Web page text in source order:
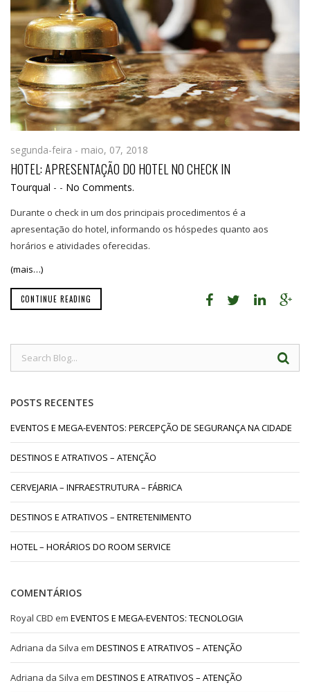
segunda-feira - maio, 07, 2018
HOTEL: APRESENTAÇÃO DO HOTEL NO CHECK IN
Tourqual - - No Comments.
Durante o check in um dos principais procedimentos é a
apresentação do hotel, informando os hóspedes quanto aos
horários e atividades oferecidas.
(mais…)
CONTINUE READING
POSTS RECENTES
EVENTOS E MEGA-EVENTOS: PERCEPÇÃO DE SEGURANÇA NA CIDADE
DESTINOS E ATRATIVOS – ATENÇÃO
CERVEJARIA – INFRAESTRUTURA – FÁBRICA
DESTINOS E ATRATIVOS – ENTRETENIMENTO
HOTEL – HORÁRIOS DO ROOM SERVICE
COMENTÁRIOS
Royal CBD em EVENTOS E MEGA-EVENTOS: TECNOLOGIA
Adriana da Silva em DESTINOS E ATRATIVOS – ATENÇÃO
Adriana da Silva em DESTINOS E ATRATIVOS – ATENÇÃO